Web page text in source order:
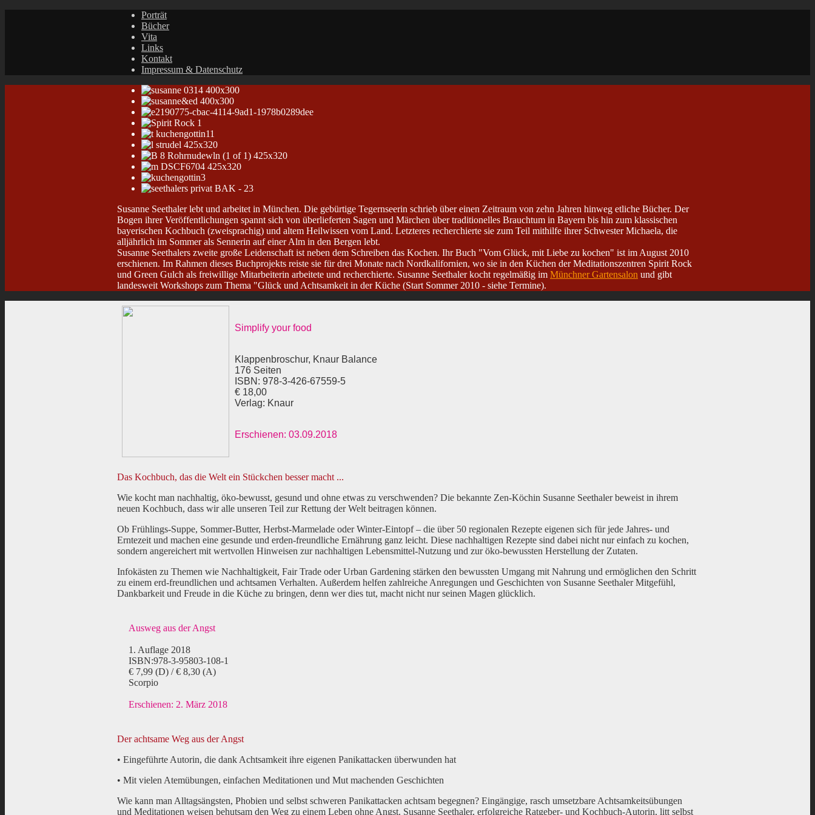
Porträt
Bücher
Vita
Links
Kontakt
Impressum & Datenschutz
Susanne Seethaler lebt und arbeitet in München. Die gebürtige Tegernseerin schrieb über einen Zeitraum von zehn Jahren hinweg etliche Bücher. Der
Bogen ihrer Veröffentlichungen spannt sich von überlieferten Sagen und Märchen über traditionelles Brauchtum in Bayern bis hin zum klassischen
bayerischen Kochbuch (zweisprachig) und altem Heilwissen vom Land. Letzteres recherchierte sie zum Teil mithilfe ihrer Schwester Michaela, die
alljährlich im Sommer als Sennerin auf einer Alm in den Bergen lebt.
Susanne Seethalers zweite große Leidenschaft ist neben dem Schreiben das Kochen. Ihr Buch "Vom Glück, mit Liebe zu kochen" ist im August 2010
erschienen. Im Rahmen dieses Buchprojekts reiste sie für drei Monate nach Nordkalifornien, wo sie in den Küchen der Meditationszentren Spirit Rock
und Green Gulch als freiwillige Mitarbeiterin arbeitete und recherchierte. Susanne Seethaler kocht regelmäßig im Münchner Gartensalon und gibt
landesweit Workshops zum Thema "Glück und Achtsamkeit in der Küche (Start Sommer 2010 - siehe Termine).
Simplify your food
Klappenbroschur, Knaur Balance
176 Seiten
ISBN: 978-3-426-67559-5
€ 18,00
Verlag: Knaur
Erschienen: 03.09.2018
Das Kochbuch, das die Welt ein Stückchen besser macht ...
Wie kocht man nachhaltig, öko-bewusst, gesund und ohne etwas zu verschwenden? Die bekannte Zen-Köchin Susanne Seethaler beweist in ihrem
neuen Kochbuch, dass wir alle unseren Teil zur Rettung der Welt beitragen können.
Ob Frühlings-Suppe, Sommer-Butter, Herbst-Marmelade oder Winter-Eintopf – die über 50 regionalen Rezepte eigenen sich für jede Jahres- und
Erntezeit und machen eine gesunde und erden-freundliche Ernährung ganz leicht. Diese nachhaltigen Rezepte sind dabei nicht nur einfach zu kochen,
sondern angereichert mit wertvollen Hinweisen zur nachhaltigen Lebensmittel-Nutzung und zur öko-bewussten Herstellung der Zutaten.
Infokästen zu Themen wie Nachhaltigkeit, Fair Trade oder Urban Gardening stärken den bewussten Umgang mit Nahrung und ermöglichen den Schritt
zu einem erd-freundlichen und achtsamen Verhalten. Außerdem helfen zahlreiche Anregungen und Geschichten von Susanne Seethaler Mitgefühl,
Dankbarkeit und Freude in die Küche zu bringen, denn wer dies tut, macht nicht nur seinen Magen glücklich.
Ausweg aus der Angst
1. Auflage 2018
ISBN:978-3-95803-108-1
€ 7,99 (D) / € 8,30 (A)
Scorpio
Erschienen: 2. März 2018
Der achtsame Weg aus der Angst
• Eingeführte Autorin, die dank Achtsamkeit ihre eigenen Panikattacken überwunden hat
• Mit vielen Atemübungen, einfachen Meditationen und Mut machenden Geschichten
Wie kann man Alltagsängsten, Phobien und selbst schweren Panikattacken achtsam begegnen? Eingängige, rasch umsetzbare Achtsamkeitsübungen
und Meditationen weisen behutsam den Weg zu einem Leben ohne Angst. Susanne Seethaler, erfolgreiche Ratgeber- und Kochbuch-Autorin, litt selbst